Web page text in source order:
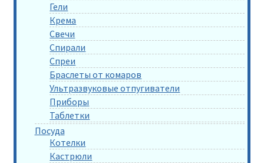
Гели
Крема
Свечи
Спирали
Спреи
Браслеты от комаров
Ультразвуковые отпугиватели
Приборы
Таблетки
Посуда
Котелки
Кастрюли